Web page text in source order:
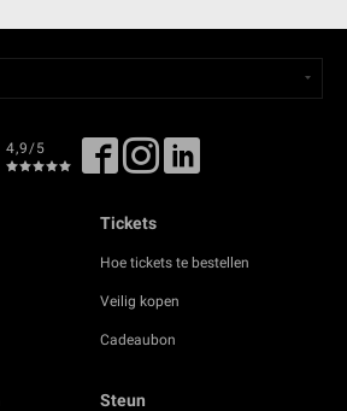
4,9/5
Tickets
Hoe tickets te bestellen
Veilig kopen
Cadeaubon
Steun